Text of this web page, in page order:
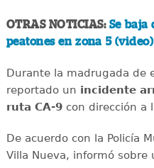
OTRAS NOTICIAS:Se baja
peatones en zona 5 (video)
Durante la madrugada de
reportado un incidente
ruta CA-9con dirección a
De acuerdo con la Policía
Villa Nueva, informó sobre